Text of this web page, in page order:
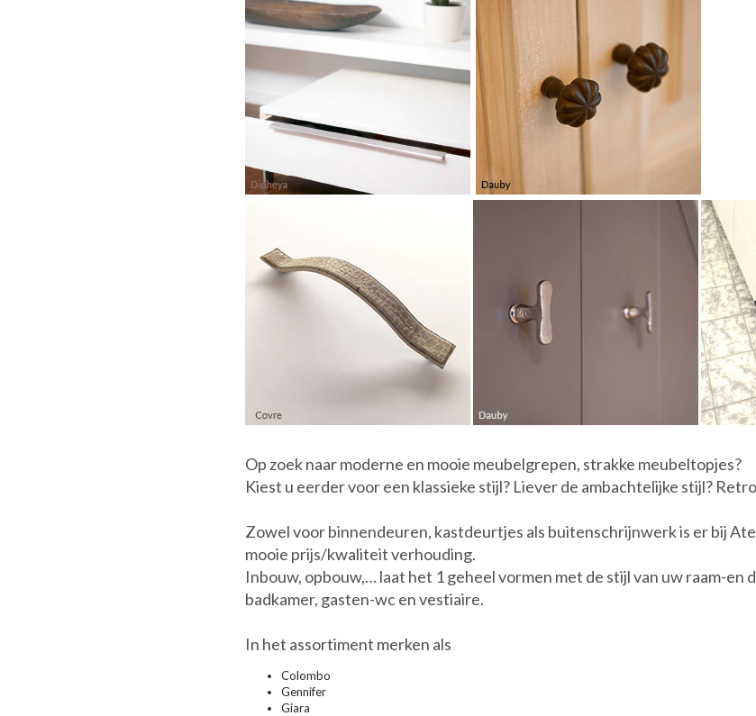
Op zoek naar moderne en mooie meubelgrepen, strakke meubeltopjes?
Kiest u eerder voor een klassieke stijl? Liever de ambachtelijke stijl?
Zowel voor binnendeuren, kastdeurtjes als buitenschrijnwerk is er bij
mooie prijs/kwaliteit verhouding.
Inbouw, opbouw,… laat het 1 geheel vormen met de stijl van uw raam-en
badkamer, gasten-wc en vestiaire.
In het assortiment merken als
Colombo
Gennifer
Giara